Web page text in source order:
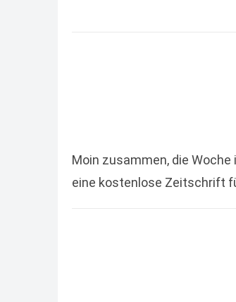
Moin zusammen, die
eine kostenlose Zeitschrift